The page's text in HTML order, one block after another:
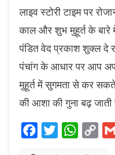
लाइव स्टोरी टाइम पर
काल और शुभ मुहूर्त के बारे
पंडित वेद प्रकाश शुक्ल दे
पंचांग के आधार पर आप
मुहूर्त में सुगमता से कर
की आशा की गुना बढ़ जाती
Facebook
Twitter